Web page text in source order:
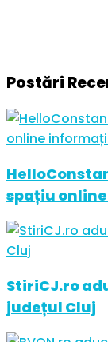
Postări
spațiu
StiriCJ.ro
județul Cluj